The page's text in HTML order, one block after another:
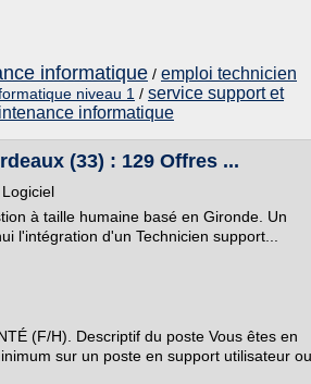
informatique / emploi technicien
niveau 1 / service support et
informatique
(33) : 129 Offres ...
à taille humaine basé en Gironde. Un
l'intégration d'un Technicien support...
(F/H). Descriptif du poste Vous êtes en
sur un poste en support utilisateur